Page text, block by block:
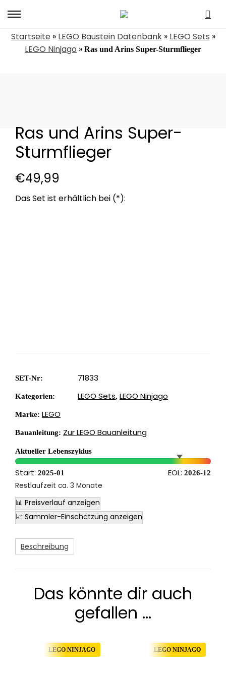
Menu
Startseite» LEGO Baustein Datenbank» LEGO Sets »
LEGO Ninjago » Ras und Arins Super-Sturmflieger
Ras und Arins Super-
Sturmflieger
€49,99
SET-Nr: 71833
Kategorien: LEGO Sets, LEGO Ninjago
Marke: LEGO
Bauanleitung: Zur LEGO Bauanleitung
Aktueller Lebenszyklus
Start: 2025-01 EOL: 2026-12
Restlaufzeit ca. 3 Monate
📊 Preisverlauf anzeigen
📈 Sammler-Einschätzung anzeigen
Beschreibung
Das könnte dir auch
gefallen …
LEGO NINJAGO LEGO NINJAGO